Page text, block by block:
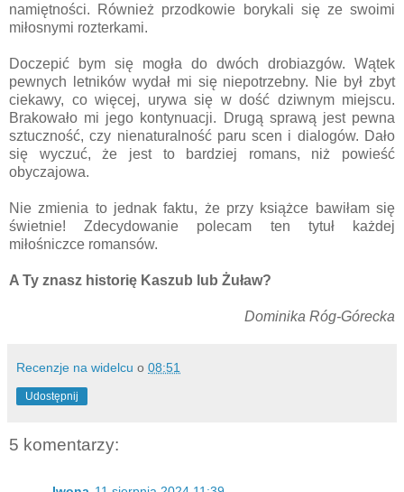
namiętności. Również przodkowie borykali się ze swoimi
miłosnymi rozterkami.
Doczepić bym się mogła do dwóch drobiazgów. Wątek
pewnych letników wydał mi się niepotrzebny. Nie był zbyt
ciekawy, co więcej, urywa się w dość dziwnym miejscu.
Brakowało mi jego kontynuacji. Drugą sprawą jest pewna
sztuczność, czy nienaturalność paru scen i dialogów. Dało
się wyczuć, że jest to bardziej romans, niż powieść
obyczajowa.
Nie zmienia to jednak faktu, że przy książce bawiłam się
świetnie! Zdecydowanie polecam ten tytuł każdej
miłośniczce romansów.
A Ty znasz historię Kaszub lub Żuław?
Dominika Róg-Górecka
Recenzje na widelcu o 08:51
Udostępnij
5 komentarzy: